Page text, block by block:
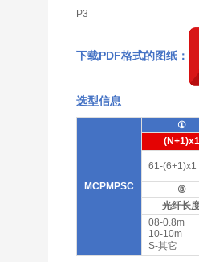
P3
下载PDF格式的图纸：
选型信息
MCPMPSC
①
(N+1)x1
61-(6+1)x1
⑧
光纤长
08-0.8m
10-10m
S-其它